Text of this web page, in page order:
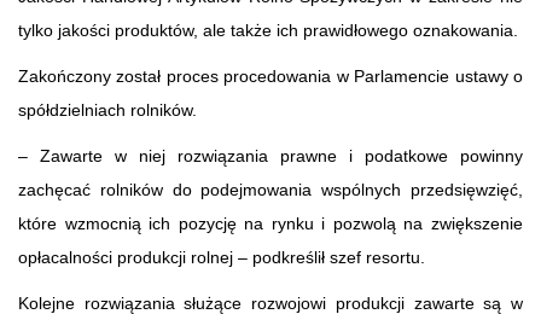
tylko jakości produktów, ale także ich prawidłowego oznakowania.
Zakończony został proces procedowania w Parlamencie ustawy o
spółdzielniach rolników.
– Zawarte w niej rozwiązania prawne i podatkowe powinny
zachęcać rolników do podejmowania wspólnych przedsięwzięć,
które wzmocnią ich pozycję na rynku i pozwolą na zwiększenie
opłacalności produkcji rolnej – podkreślił szef resortu.
Kolejne rozwiązania służące rozwojowi produkcji zawarte są w